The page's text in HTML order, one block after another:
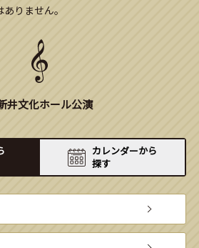
りません。
井文化ホール公演
カレンダーから
探す